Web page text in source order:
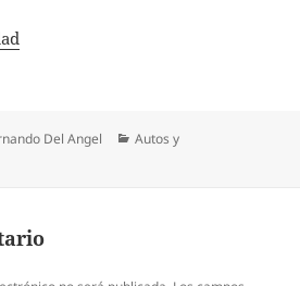
Del Angel Categorías
Autos y